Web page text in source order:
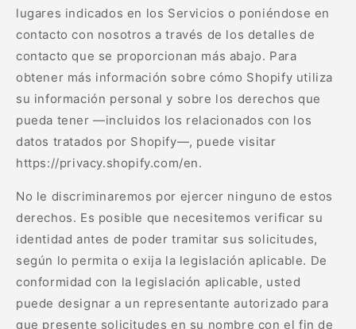
lugares indicados en los Servicios o poniéndose en
contacto con nosotros a través de los detalles de
contacto que se proporcionan más abajo. Para
obtener más información sobre cómo Shopify utiliza
su información personal y sobre los derechos que
pueda tener —incluidos los relacionados con los
datos tratados por Shopify—, puede visitar
https://privacy.shopify.com/en.
No le discriminaremos por ejercer ninguno de estos
derechos. Es posible que necesitemos verificar su
identidad antes de poder tramitar sus solicitudes,
según lo permita o exija la legislación aplicable. De
conformidad con la legislación aplicable, usted
puede designar a un representante autorizado para
que presente solicitudes en su nombre con el fin de